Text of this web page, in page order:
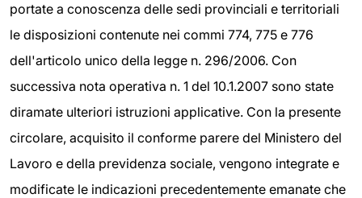
portate a conoscenza delle sedi provinciali e territoriali
le disposizioni contenute nei commi 774, 775 e 776
dell'articolo unico della legge n. 296/2006. Con
successiva nota operativa n. 1 del 10.1.2007 sono state
diramate ulteriori istruzioni applicative. Con la presente
circolare, acquisito il conforme parere del Ministero del
Lavoro e della previdenza sociale, vengono integrate e
modificate le indicazioni precedentemente emanate che